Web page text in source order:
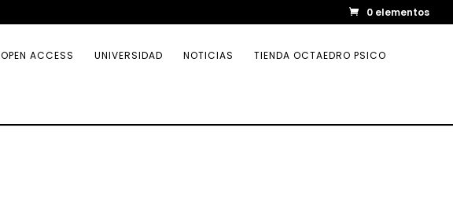
0 elementos
OPEN ACCESS UNIVERSIDAD NOTICIAS TIENDA OCTAEDRO PSICO